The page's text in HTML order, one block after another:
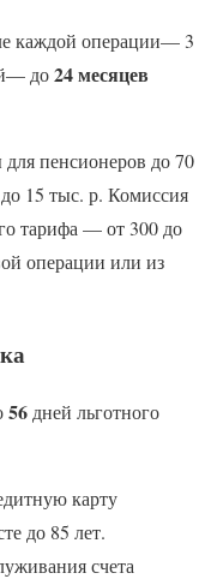
каждой операции— 3
до24 месяцев
пенсионеров до 70
15 тыс. р. Комиссия
тарифа — от 300 до
операции или из
56дней льготного
карту
до 85 лет.
счета